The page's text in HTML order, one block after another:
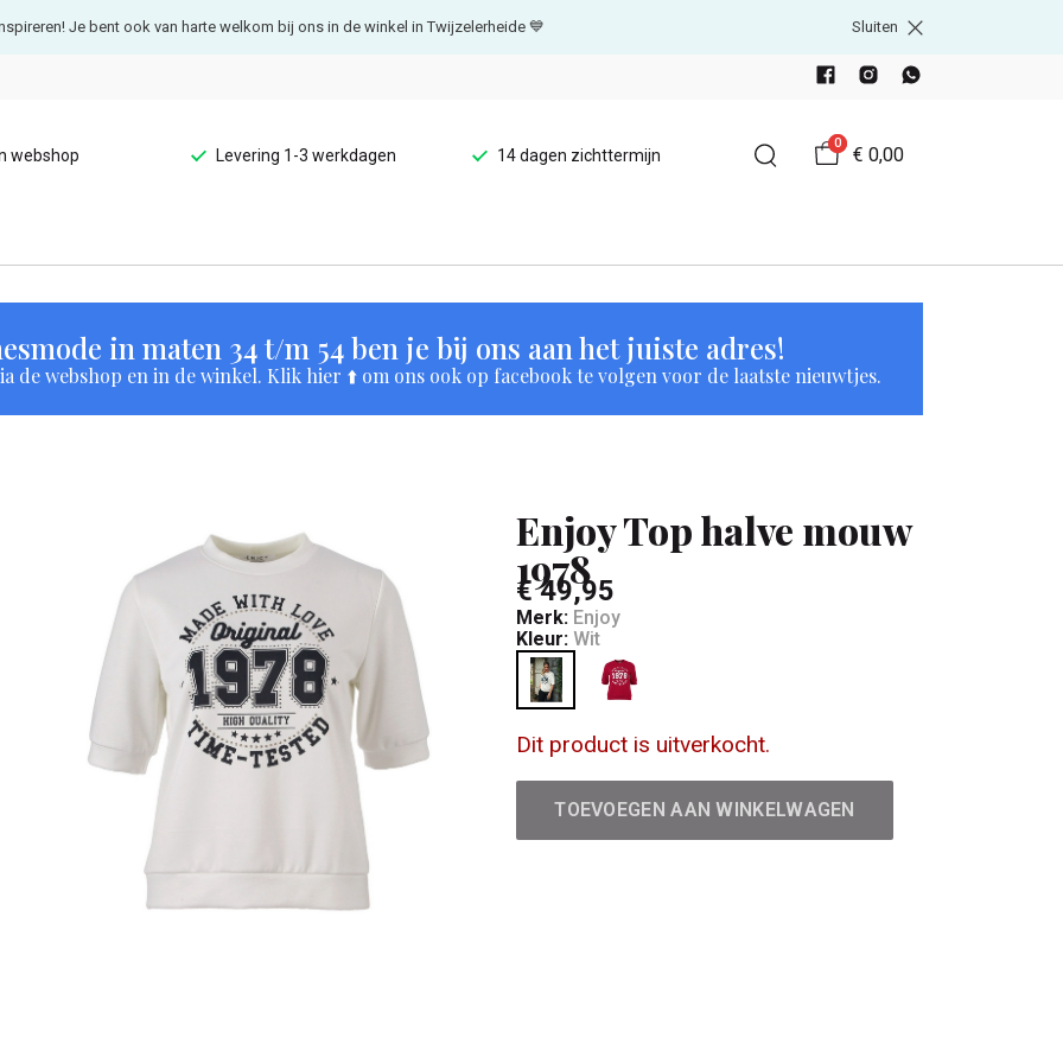
Je bent ook van harte welkom bij ons in de winkel in Twijzelerheide 💙 Sluiten
webshop Levering 1-3 werkdagen 14 dagen zichttermijn
0
€ 0,00
in maten 34 t/m 54 ben je bij ons aan het juiste adres!
de webshop en in de winkel. Klik hier ⬆️ om ons ook op facebook te volgen voor de laatste nieuwtjes.
Enjoy Top halve mouw
1978
€ 49,95
Merk: Enjoy
Kleur: Wit
Dit product is uitverkocht.
TOEVOEGEN AAN WINKELWAGEN